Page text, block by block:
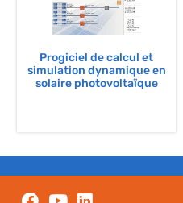
Progiciel de calcul et
simulation dynamique en
solaire photovoltaïque